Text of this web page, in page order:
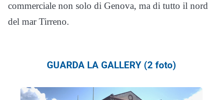
commerciale non solo di Genova, ma di tutto il nord
del mar Tirreno.
GUARDA LA GALLERY (2 foto)